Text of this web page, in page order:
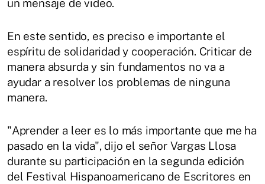
un mensaje de video.
En este sentido, es preciso e importante el
espíritu de solidaridad y cooperación. Criticar de
manera absurda y sin fundamentos no va a
ayudar a resolver los problemas de ninguna
manera.
"Aprender a leer es lo más importante que me ha
pasado en la vida", dijo el señor Vargas Llosa
durante su participación en la segunda edición
del Festival Hispanoamericano de Escritores en